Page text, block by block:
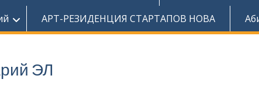
АРТ-РЕЗИДЕНЦИЯ СТАРТАПОВ НОВА
ЭЛ